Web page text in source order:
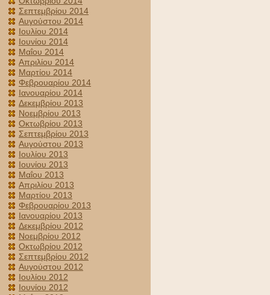
Σεπτεμβρίου 2014
Αυγούστου 2014
Ιουλίου 2014
Ιουνίου 2014
Μαΐου 2014
Απριλίου 2014
Μαρτίου 2014
Φεβρουαρίου 2014
Ιανουαρίου 2014
Δεκεμβρίου 2013
Νοεμβρίου 2013
Οκτωβρίου 2013
Σεπτεμβρίου 2013
Αυγούστου 2013
Ιουλίου 2013
Ιουνίου 2013
Μαΐου 2013
Απριλίου 2013
Μαρτίου 2013
Φεβρουαρίου 2013
Ιανουαρίου 2013
Δεκεμβρίου 2012
Νοεμβρίου 2012
Οκτωβρίου 2012
Σεπτεμβρίου 2012
Αυγούστου 2012
Ιουλίου 2012
Ιουνίου 2012